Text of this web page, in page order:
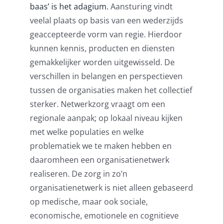
baas’ is het adagium. Aansturing vindt
veelal plaats op basis van een wederzijds
geaccepteerde vorm van regie. Hierdoor
kunnen kennis, producten en diensten
gemakkelijker worden uitgewisseld. De
verschillen in belangen en perspectieven
tussen de organisaties maken het collectief
sterker. Netwerkzorg vraagt om een
regionale aanpak; op lokaal niveau kijken
met welke populaties en welke
problematiek we te maken hebben en
daaromheen een organisatienetwerk
realiseren. De zorg in zo’n
organisatienetwerk is niet alleen gebaseerd
op medische, maar ook sociale,
economische, emotionele en cognitieve